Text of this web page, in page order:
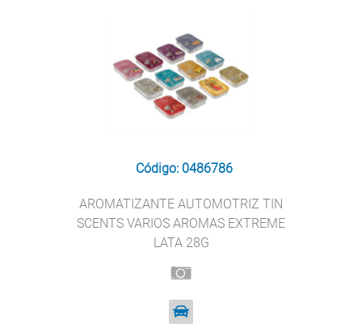
Código: 0486786
AROMATIZANTE AUTOMOTRIZ TIN
SCENTS VARIOS AROMAS EXTREME
LATA 28G